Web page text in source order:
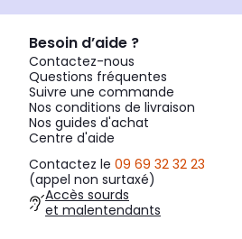
Besoin d’aide ?
Contactez-nous
Questions fréquentes
Suivre une commande
Nos conditions de livraison
Nos guides d'achat
Centre d'aide
Contactez le 09 69 32 32 23
(appel non surtaxé)
Accès sourds
et malentendants